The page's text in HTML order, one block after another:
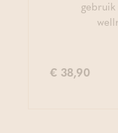
€ 38,90